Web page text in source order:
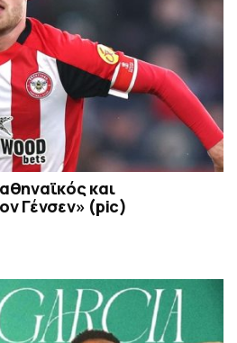
και
Γένσεν» (pic)